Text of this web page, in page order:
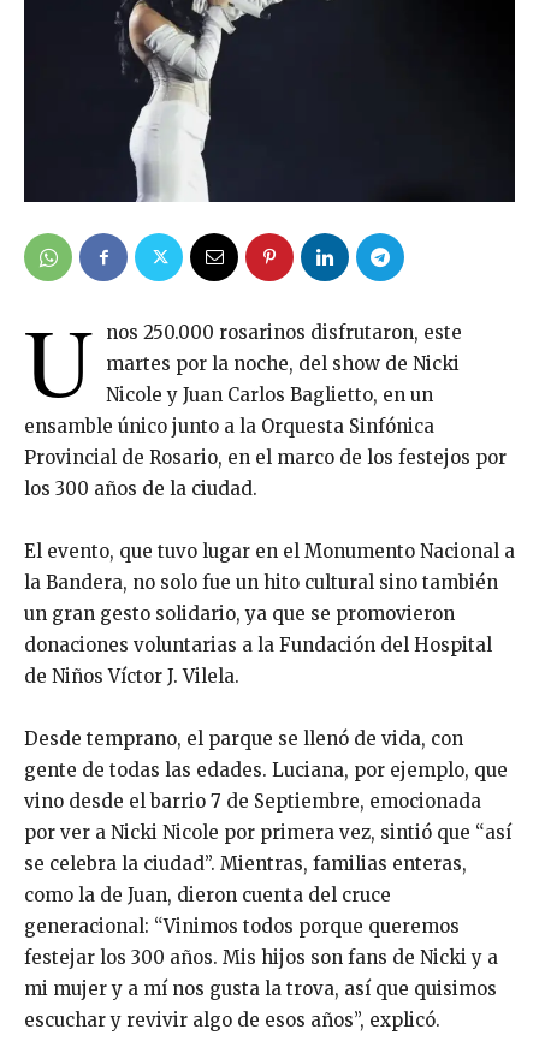
U
nos 250.000 rosarinos disfrutaron, este
martes por la noche, del show de Nicki
Nicole y Juan Carlos Baglietto, en un
ensamble único junto a la Orquesta Sinfónica
Provincial de Rosario, en el marco de los festejos por
los 300 años de la ciudad.
El evento, que tuvo lugar en el Monumento Nacional a
la Bandera, no solo fue un hito cultural sino también
un gran gesto solidario, ya que se promovieron
donaciones voluntarias a la Fundación del Hospital
de Niños Víctor J. Vilela.
Desde temprano, el parque se llenó de vida, con
gente de todas las edades. Luciana, por ejemplo, que
vino desde el barrio 7 de Septiembre, emocionada
por ver a Nicki Nicole por primera vez, sintió que “así
se celebra la ciudad”. Mientras, familias enteras,
como la de Juan, dieron cuenta del cruce
generacional: “Vinimos todos porque queremos
festejar los 300 años. Mis hijos son fans de Nicki y a
mi mujer y a mí nos gusta la trova, así que quisimos
escuchar y revivir algo de esos años”, explicó.